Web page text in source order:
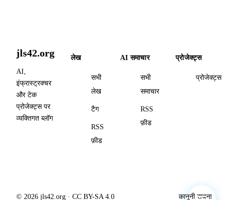
jls42.org
AI,
इंफ्रास्ट्रक्चर
और टेक
प्रोजेक्ट्स पर
व्यक्तिगत ब्लॉग
लेख
सभी
लेख
टैग
RSS
फ़ीड
AI समाचार
सभी
समाचार
RSS
फ़ीड
प्रोजेक्ट्स
प्रोजेक्ट्स
© 2026 jls42.org · CC BY-SA 4.0 कानूनी सूचना